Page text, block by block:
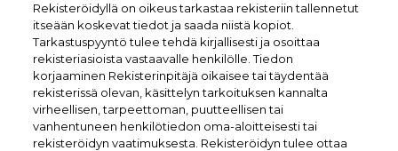
Rekisteröidyllä on oikeus tarkastaa rekisteriin tallennetut
itseään koskevat tiedot ja saada niistä kopiot.
Tarkastuspyyntö tulee tehdä kirjallisesti ja osoittaa
rekisteriasioista vastaavalle henkilölle. Tiedon
korjaaminen Rekisterinpitäjä oikaisee tai täydentää
rekisterissä olevan, käsittelyn tarkoituksen kannalta
virheellisen, tarpeettoman, puutteellisen tai
vanhentuneen henkilötiedon oma-aloitteisesti tai
rekisteröidyn vaatimuksesta. Rekisteröidyn tulee ottaa